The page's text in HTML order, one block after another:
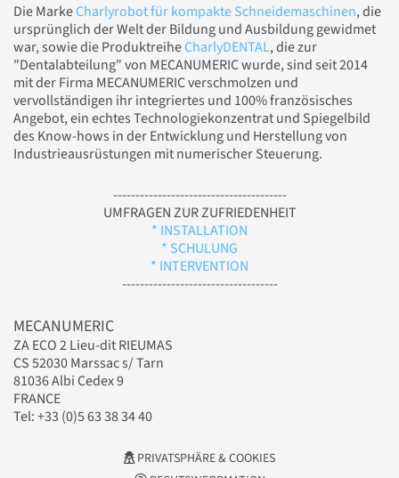
Die MarkeCharlyrobot für kompakte Schneidemaschinen, die
ursprünglich der Welt der Bildung und Ausbildung gewidmet
war, sowie die ProduktreiheCharlyDENTAL, die zur
"Dentalabteilung" von MECANUMERIC wurde, sind seit 2014
mit der Firma MECANUMERIC verschmolzen und
vervollständigen ihr integriertes und 100% französisches
Angebot, ein echtes Technologiekonzentrat und Spiegelbild
des Know-hows in der Entwicklung und Herstellung von
Industrieausrüstungen mit numerischer Steuerung.
---------------------------------------
UMFRAGEN ZUR ZUFRIEDENHEIT
* INSTALLATION
* SCHULUNG
* INTERVENTION
-----------------------------------
MECANUMERIC
ZA ECO 2 Lieu-dit RIEUMAS
CS 52030 Marssac s/ Tarn
81036 Albi Cedex 9
FRANCE
Tel: +33 (0)5 63 38 34 40
PRIVATSPHÄRE & COOKIES